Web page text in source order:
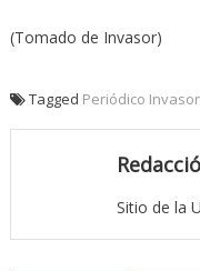
(Tomado de Invasor)
Tagged Periódico Invasor
Sitio de la